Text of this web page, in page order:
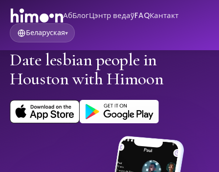
АбБлогЦэнтр ведаўFAQКантакт
Беларуская▾
Date lesbian people in
Houston with Himoon